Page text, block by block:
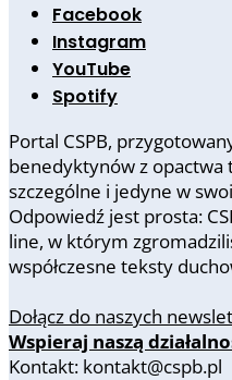
Facebook
Instagram
YouTube
Spotify
Portal CSPB,
benedyktynów z opactwa
szczególne i jedyne w
Odpowiedź jest prosta:
line, w którym
współczesne teksty
Dołącz do naszych
Wspieraj naszą
Kontakt: kontakt@cspb.pl